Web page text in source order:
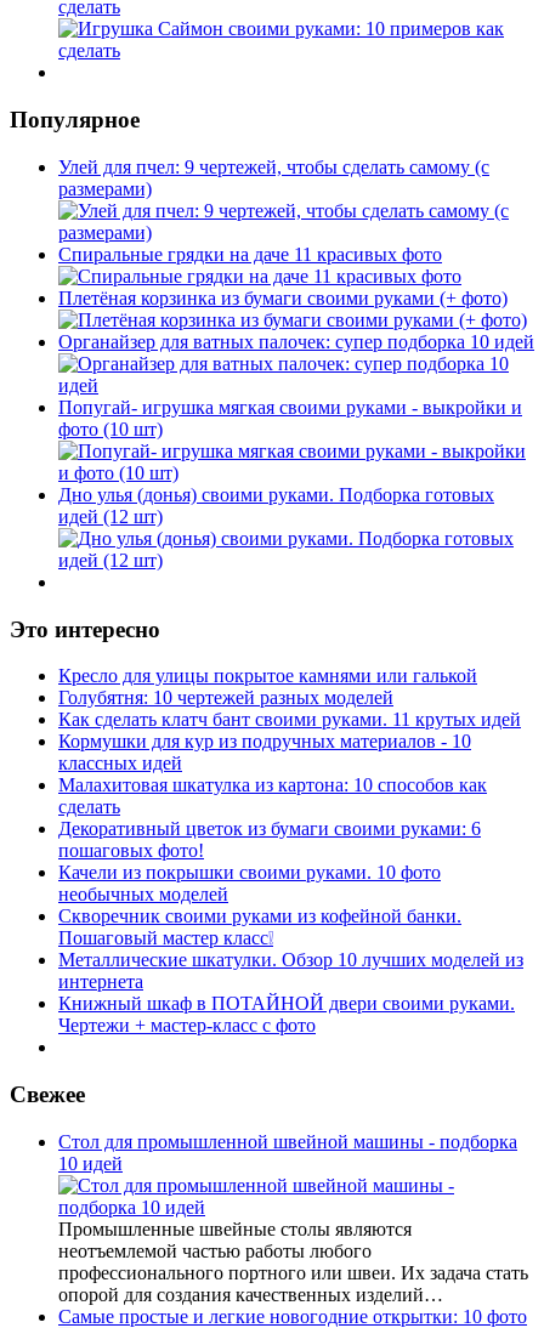
сделать
Популярное
Улей для пчел: 9 чертежей, чтобы сделать самому (с
размерами)
Спиральные грядки на даче 11 красивых фото
Плетёная корзинка из бумаги своими руками (+ фото)
Органайзер для ватных палочек: супер подборка 10 идей
Попугай- игрушка мягкая своими руками - выкройки и
фото (10 шт)
Дно улья (донья) своими руками. Подборка готовых
идей (12 шт)
Это интересно
Кресло для улицы покрытое камнями или галькой
Голубятня: 10 чертежей разных моделей
Как сделать клатч бант своими руками. 11 крутых идей
Кормушки для кур из подручных материалов - 10
классных идей
Малахитовая шкатулка из картона: 10 способов как
сделать
Декоративный цветок из бумаги своими руками: 6
пошаговых фото!
Качели из покрышки своими руками. 10 фото
необычных моделей
Скворечник своими руками из кофейной банки.
Пошаговый мастер класс❕
Металлические шкатулки. Обзор 10 лучших моделей из
интернета
Книжный шкаф в ПОТАЙНОЙ двери своими руками.
Чертежи + мастер-класс с фото
Свежее
Стол для промышленной швейной машины - подборка
10 идей
Промышленные швейные столы являются
неотъемлемой частью работы любого
профессионального портного или швеи. Их задача стать
опорой для создания качественных изделий…
Самые простые и легкие новогодние открытки: 10 фото